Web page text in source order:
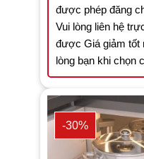
được phép đăng
Vui lòng liên hệ
được Giá giảm tốt
lòng bạn khi chọn
-30%